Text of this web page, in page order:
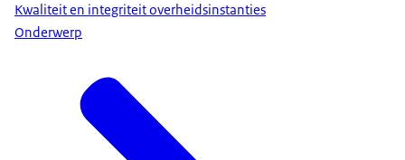
Kwaliteit en integriteit overheidsinstanties
Onderwerp